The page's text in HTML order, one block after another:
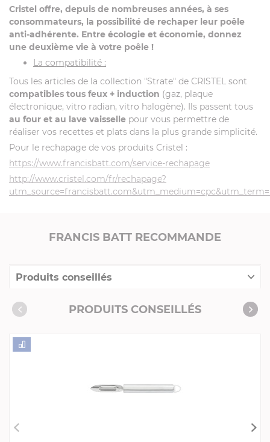
Cristel offre, depuis de nombreuses années, à ses
consommateurs, la possibilité de rechaper leur poêle
anti-adhérente. Entre écologie et économie, donnez
une deuxième vie à votre poêle !
La compatibilité :
Tous les articles de la collection "Strate" de CRISTEL sont
compatibles tous feux + induction (gaz, plaque
électronique, vitro radian, vitro halogène). Ils passent tous
au four et au lave vaisselle pour vous permettre de
réaliser vos recettes et plats dans la plus grande simplicité.
Pour le rechapage de vos produits Cristel :
https://www.francisbatt.com/service-rechapage
http://www.cristel.com/fr/rechapage?
FRANCIS BATT RECOMMANDE
Produits conseillés
Consommables complémentaires
PRODUITS CONSEILLÉS